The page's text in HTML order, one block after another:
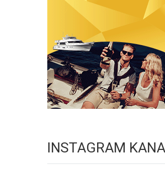
INSTAGRAM